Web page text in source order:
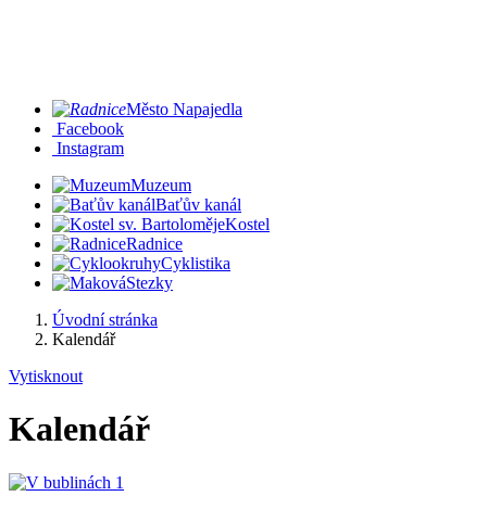
Město Napajedla
Facebook
Instagram
Muzeum
Baťův kanál
Kostel
Radnice
Cyklistika
Stezky
Úvodní stránka
Kalendář
Vytisknout
Kalendář